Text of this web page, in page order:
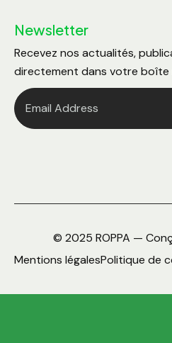
Newsletter
Recevez nos actualités,
directement dans votre boîte
© 2025 ROPPA —
Mentions légalesPolitique de